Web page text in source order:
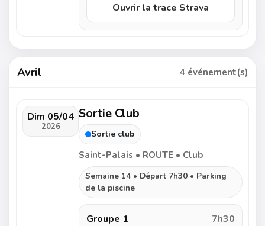
Charritte - Masparraute - Labets -
Ilharre - Camou - Aicirits - Saint-
Ouvrir la trace Strava
Avril 4 événement(s)
Dim 05/04
2026
Sortie Club
Sortie club
Saint-Palais • ROUTE • Club
Semaine 14 • Départ 7h30 • Parking
de la piscine
Groupe 1 7h30